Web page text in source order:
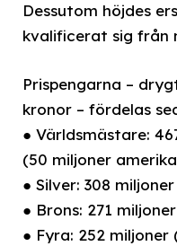
Dessutom höjdes
kvalificerat sig från
Prispengarna –
kronor – fördelas
● Världsmästare:
(50 miljoner
● Silver: 308 miljoner
● Brons: 271
● Fyra: 252 miljoner